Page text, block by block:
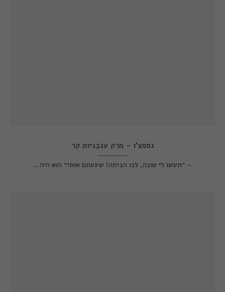
גספצ'ו – מרק עגבניות קר
– ״תעשו לי טובה, לכו הביתה! שיגעתם אותי״ הוא היה…